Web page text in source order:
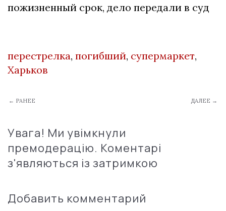
пожизненный срок, дело передали в суд
перестрелка, погибший, супермаркет,
Харьков
← РАНЕЕ ДАЛЕЕ →
Увага! Ми увімкнули
премодерацію. Коментарі
з'являються із затримкою
Добавить комментарий